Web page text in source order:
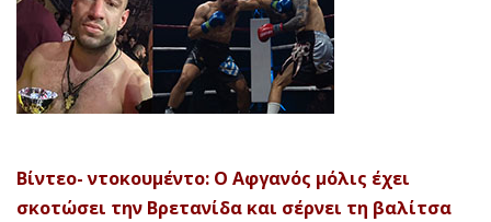
Βίντεο- ντοκουμέντο: Ο Αφγανός μόλις έχει
σκοτώσει την Βρετανίδα και σέρνει τη βαλίτσα